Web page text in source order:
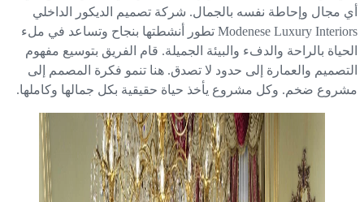
مجال وإحاطة نفسه بالجمال. شركة تصميم الديكور الداخلي
Modenese Luxury Interiors تطور أنشطتها بنجاح وتساعد في ملء
بالراحة والدفء والبيئة الجميلة. قام الفريق بتوسيع مفهوم
والعمارة إلى حدود لا تصدق. هنا تنمو فكرة المصمم إلى
ضخم. وكل مشروع يأخذ حياة حقيقية بكل جمالها وكاملها.